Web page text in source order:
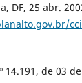
DF, 25 abr.
14.191, de 03